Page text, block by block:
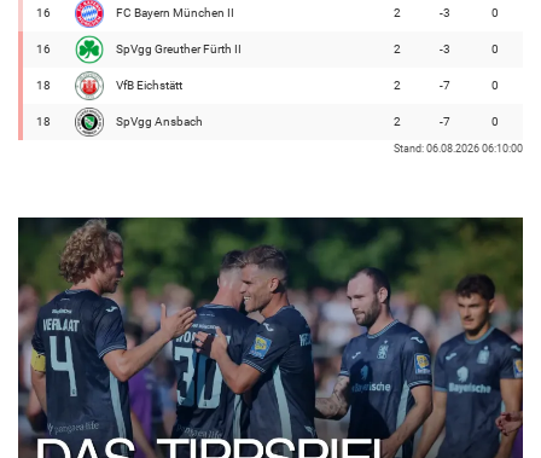
16 FC Bayern München II 2 -3 0
16 SpVgg Greuther Fürth II 2 -3 0
18 VfB Eichstätt 2 -7 0
18 SpVgg Ansbach 2 -7 0
Stand: 06.08.2026 06:10:00